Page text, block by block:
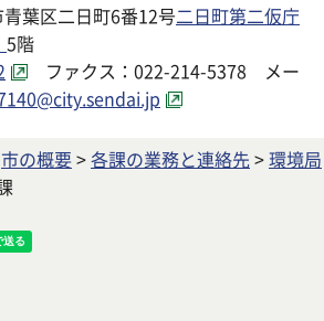
葉区二日町6番12号二日町第二仮庁
5階
ファクス：022-214-5378 メー
市の概要>各課の業務と連絡先>環境局